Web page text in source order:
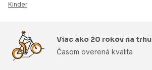
Kinder
Viac ako 20 rokov na trhu
Časom overená kvalita